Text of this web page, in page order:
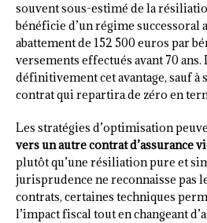
souvent sous-estimé de la
bénéficie d’un régime successoral
abattement de 152 500 euros par
versements effectués avant 70
définitivement cet avantage, sauf à
contrat qui repartira de zéro en
Les stratégies d’optimisation
vers un autre contrat d’assurance
plutôt qu’une résiliation pure et
jurisprudence ne reconnaisse pas
contrats, certaines techniques
l’impact fiscal tout en changeant